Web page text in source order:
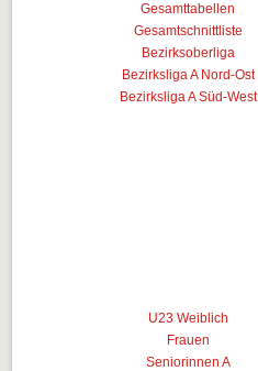
Gesamttabellen
Gesamtschnittliste
Bezirksoberliga
Bezirksliga A Nord-Ost
Bezirksliga A Süd-West
U23 Weiblich
Frauen
Seniorinnen A